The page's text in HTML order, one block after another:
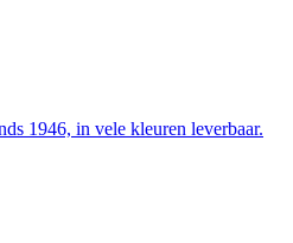
1946, in vele kleuren leverbaar.